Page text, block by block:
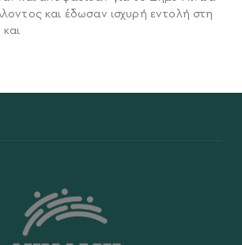
και έδωσαν ισχυρή εντολή στη